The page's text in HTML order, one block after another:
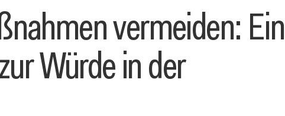
vermeiden: Ein
Würde in der